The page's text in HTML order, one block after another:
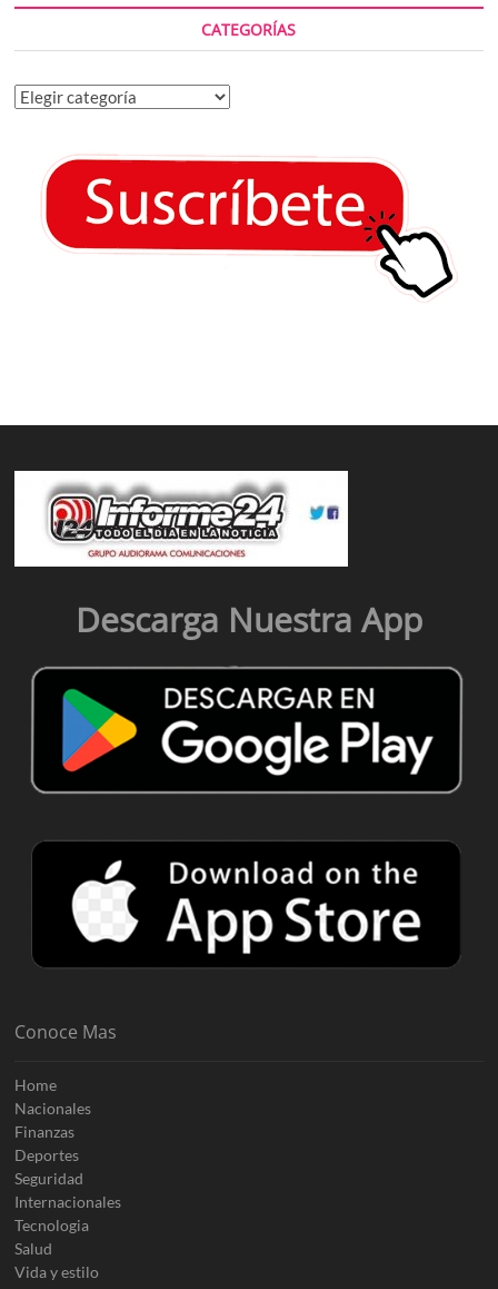
CATEGORÍAS
Categorías
Descarga Nuestra App
Conoce Mas
Home
Nacionales
Finanzas
Deportes
Seguridad
Internacionales
Tecnologia
Salud
Vida y estilo